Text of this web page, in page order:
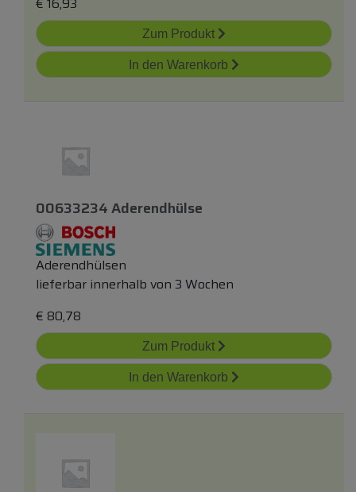
Zum Produkt
In den Warenkorb
00633234 Aderendhülse
Aderendhülsen
lieferbar innerhalb von 3 Wochen
€ 80,78
Zum Produkt
In den Warenkorb